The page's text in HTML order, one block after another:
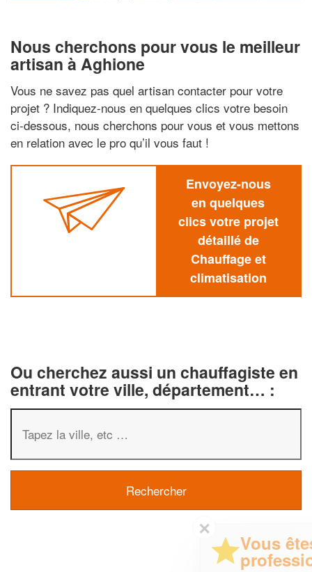
Nous cherchons pour vous le meilleur
artisan à Aghione
Vous ne savez pas quel artisan contacter pour votre
projet ? Indiquez-nous en quelques clics votre besoin
ci-dessous, nous cherchons pour vous et vous mettons
en relation avec le pro qu’il vous faut !
Envoyez-nous
en quelques
clics votre projet
détaillé de
Chauffage et
climatisation
Ou cherchez aussi un chauffagiste en
entrant votre ville, département… :
Vous êtes un
professionnel ?